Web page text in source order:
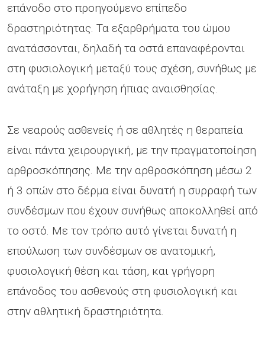
επάνοδο στο προηγούμενο επίπεδο
δραστηριότητας. Τα εξαρθρήματα του ώμου
ανατάσσονται, δηλαδή τα οστά επαναφέρονται
στη φυσιολογική μεταξύ τους σχέση, συνήθως με
ανάταξη με χορήγηση ήπιας αναισθησίας.
Σε νεαρούς ασθενείς ή σε αθλητές η θεραπεία
είναι πάντα χειρουργική, με την πραγματοποίηση
αρθροσκόπησης. Με την αρθροσκόπηση μέσω 2
ή 3 οπών στο δέρμα είναι δυνατή η συρραφή των
συνδέσμων που έχουν συνήθως αποκολληθεί από
το οστό. Με τον τρόπο αυτό γίνεται δυνατή η
επούλωση των συνδέσμων σε ανατομική,
φυσιολογική θέση και τάση, και γρήγορη
επάνοδος του ασθενούς στη φυσιολογική και
στην αθλητική δραστηριότητα.